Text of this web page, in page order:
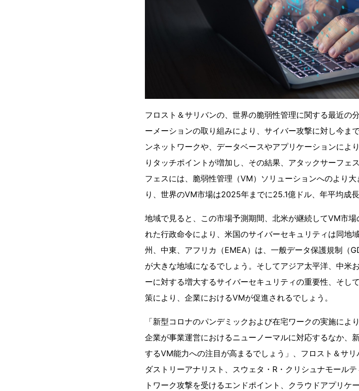
フロスト＆サリバンの、世界の脆弱性管理に関する最近の
ーメーションの取り組みにより、サイバー攻撃に対し今ま
ンネットワークや、データベースやアプリケーションによ
りタッチポイントが増加し、その結果、アタックサーフェ
フェスには、脆弱性管理（VM）ソリューションへのより
り、世界のVM市場は2025年までに25.1億ドル、年平均成
地域で見ると、この市場予測期間、北米が継続してVM市
れた行政命令により、米国のサイバーセキュリティは同地
州、中東、アフリカ（EMEA）は、一般データ保護規制（
が大きな地域になるでしょう。そしてアジア太平洋、中米
ーに対する増大するサイバーセキュリティの重要性、そし
策により、企業におけるVMが促進されるでしょう。
「新型コロナのパンデミックおよび在宅ワークの実施によ
企業が事業運営におけるニューノーマルに対応するなか、
するVM能力への注目が高まるでしょう」、フロスト＆サ
ダストリーアナリスト、スウェタ・R・クリシュナモール
トワーク攻撃を受けるエンドポイント、クラウドアプリケ